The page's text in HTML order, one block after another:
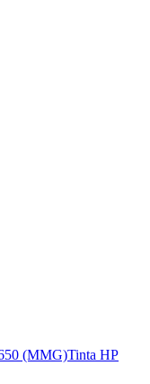
Tinta HP